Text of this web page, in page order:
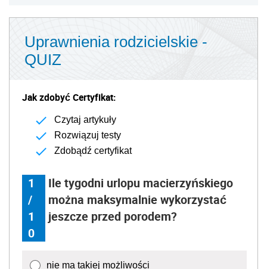
Uprawnienia rodzicielskie -
QUIZ
Jak zdobyć Certyfikat:
Czytaj artykuły
Rozwiązuj testy
Zdobądź certyfikat
1
/
1
0
Ile tygodni urlopu macierzyńskiego
można maksymalnie wykorzystać
jeszcze przed porodem?
nie ma takiej możliwości